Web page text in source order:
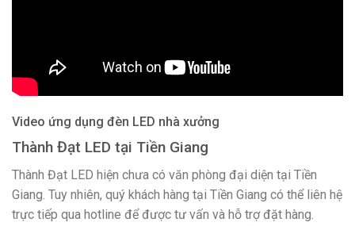
Video ứng dụng đèn LED nhà xưởng
Thành Đạt LED tại Tiền Giang
Thành Đạt LED hiện chưa có văn phòng đại diện tại Tiền
Giang. Tuy nhiên, quý khách hàng tại Tiền Giang có thể liên hệ
trực tiếp qua hotline để được tư vấn và hỗ trợ đặt hàng.